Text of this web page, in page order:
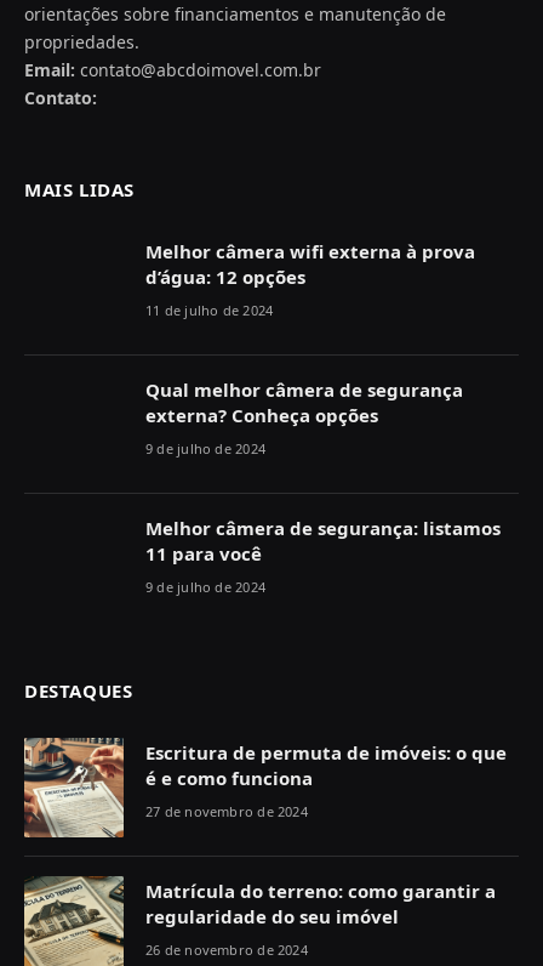
orientações sobre financiamentos e manutenção de
propriedades.
Email: contato@abcdoimovel.com.br
Contato:
MAIS LIDAS
Melhor câmera wifi externa à prova
d’água: 12 opções
11 de julho de 2024
Qual melhor câmera de segurança
externa? Conheça opções
9 de julho de 2024
Melhor câmera de segurança: listamos
11 para você
9 de julho de 2024
DESTAQUES
Escritura de permuta de imóveis: o que
é e como funciona
27 de novembro de 2024
Matrícula do terreno: como garantir a
regularidade do seu imóvel
26 de novembro de 2024